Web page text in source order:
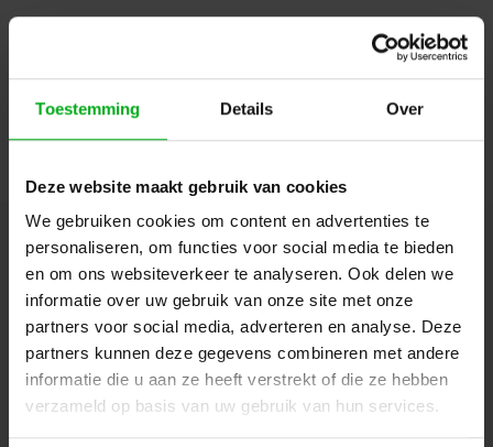
Toestemming Details Over
Deze website maakt gebruik van cookies
We gebruiken cookies om content en advertenties te
personaliseren, om functies voor social media te bieden
en om ons websiteverkeer te analyseren. Ook delen we
informatie over uw gebruik van onze site met onze
partners voor social media, adverteren en analyse. Deze
partners kunnen deze gegevens combineren met andere
informatie die u aan ze heeft verstrekt of die ze hebben
verzameld op basis van uw gebruik van hun services.
20 kooimoeren
4 stuks stelpoten
Login of account aanmaken - en krijg direct korting
Beschrijving en specificaties Downloads
FAQ en reviews
Hulp of advies nodig?Ons team staat graag voor
je klaar!